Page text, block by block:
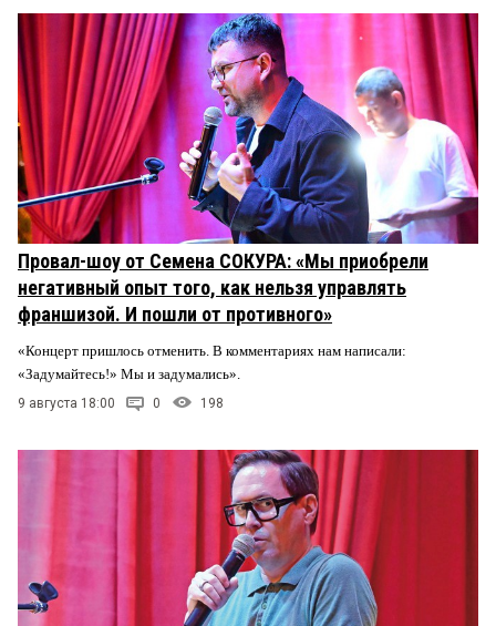
Провал-шоу от Семена СОКУРА: «Мы приобрели
негативный опыт того, как нельзя управлять
франшизой. И пошли от противного»
«Концерт пришлось отменить. В комментариях нам написали:
«Задумайтесь!» Мы и задумались».
9 августа 18:00 0 198